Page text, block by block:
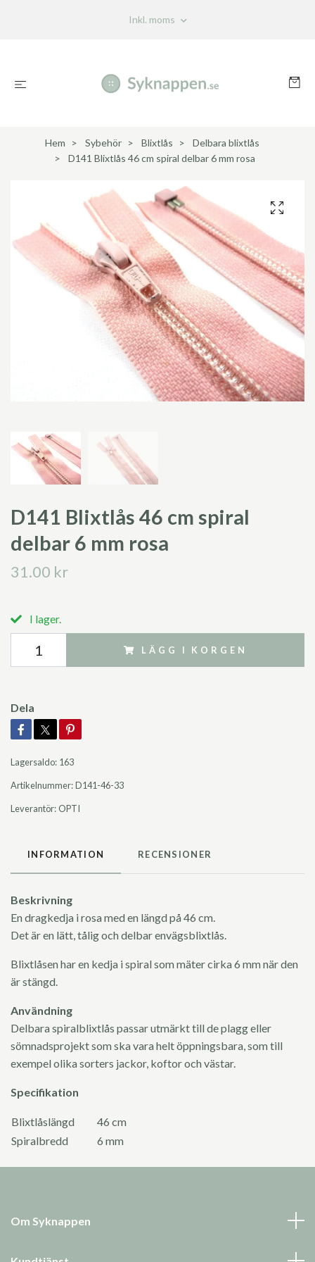
Inkl. moms
Hem Sybehör Blixtlås
Delbara blixtlås
D141 Blixtlås 46 cm spiral delbar 6 mm rosa
D141 Blixtlås 46 cm spiral
delbar 6 mm rosa
31.00 kr
I lager.
LÄGG I KORGEN
Dela
Lagersaldo: 163
Artikelnummer:D141-46-33
Leverantör: OPTI
INFORMATION RECENSIONER
Beskrivning
En dragkedja i rosa med en längd på 46 cm.
Det är en lätt, tålig och delbar envägsblixtlås.
Blixtlåsen har en kedja i spiral som mäter cirka 6 mm när den
är stängd.
Användning
Delbara spiralblixtlås passar utmärkt till de plagg eller
sömnadsprojekt som ska vara helt öppningsbara, som till
exempel olika sorters jackor, koftor och västar.
Specifikation
Blixtlåslängd
46 cm
Spiralbredd
6 mm
Om Syknappen